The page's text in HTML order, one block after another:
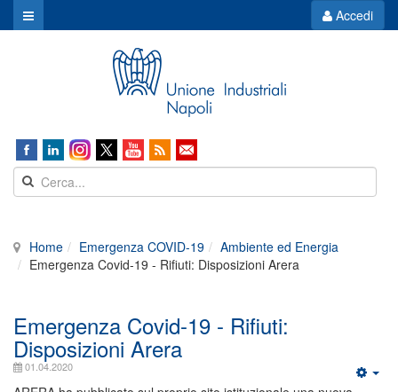
Accedi
Home Emergenza COVID-19
Ambiente ed Energia
Emergenza Covid-19 - Rifiuti: Disposizioni Arera
Emergenza Covid-19 - Rifiuti:
Disposizioni Arera
01.04.2020